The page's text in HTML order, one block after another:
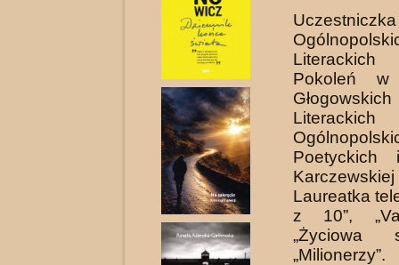
Uczestniczka
Pokoleń w
Poetyckich
Laureatka
z 10”,
„Życiowa
„Milionerzy”.